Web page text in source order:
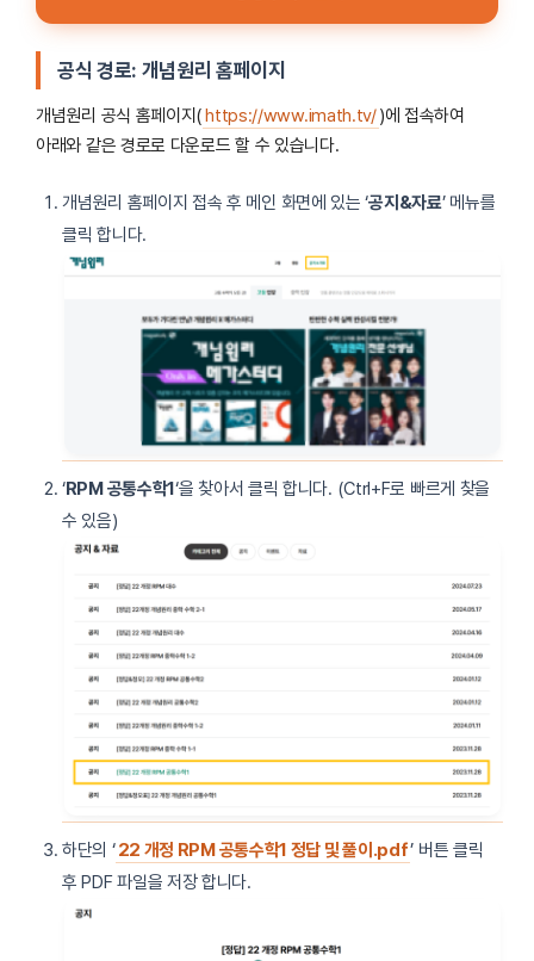
공식 경로: 개념원리 홈페이지
개념원리 공식 홈페이지(https://www.imath.tv/)에 접속하여
아래와 같은 경로로 다운로드 할 수 있습니다.
개념원리 홈페이지 접속 후 메인 화면에 있는 ‘공지&자료’ 메뉴를
클릭 합니다.
‘RPM 공통수학1‘을 찾아서 클릭 합니다. (Ctrl+F로 빠르게 찾을
수 있음)
하단의 ‘22 개정 RPM 공통수학1 정답 및 풀이.pdf’ 버튼 클릭
후 PDF 파일을 저장 합니다.